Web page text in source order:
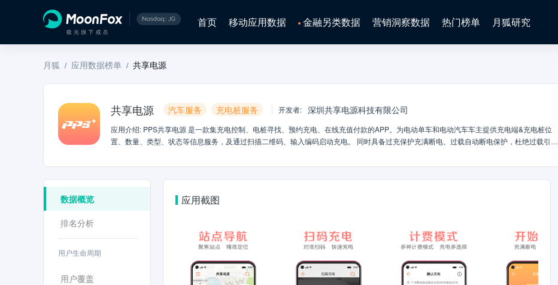
首页 移动应用数据 金融另类数据 营销洞察数据 热门榜单 月狐研究
月狐 / 应用数据榜单 / 共享电源
共享电源 汽车服务 充电桩服务 开发者: 深圳共享电源科技有限公司
应用介绍: PPS共享电源 是一款集充电控制、电桩寻找、预约充电、在线充值付款的APP。为电动单车和电动汽车车主提供充电端&充电桩位
置、数量、类型、状态等信息服务，及通过扫描二维码、输入编码启动充电。 同时具备过充保护充满断电、过载自动断电保护，杜绝过载引起
方式启动充电：方式包含导航寻点预约锁定充电、扫码充电、输入编码充电； 3、短信提醒：异常断电、充满断电将通过短信提醒用户； 4、
数据概览
排名分析
用户生命周期
用户覆盖
应用截图